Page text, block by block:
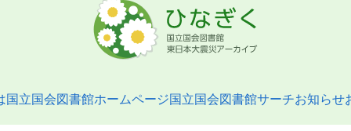
国立国会図書館ホームページ国立国会図書館サーチお知らせ